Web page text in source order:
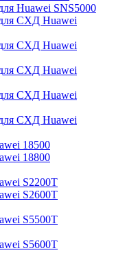
Huawei SNS5000
СХД Huawei
СХД Huawei
СХД Huawei
СХД Huawei
СХД Huawei
18500
18800
S2200T
S2600T
S5500T
S5600T